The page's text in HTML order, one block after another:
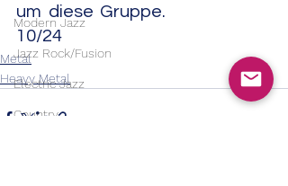
Modern Jazz
Jazz Rock/Fusion
Electric Jazz
Country
um diese Gruppe.
10/24
Metal
Heavy Metal